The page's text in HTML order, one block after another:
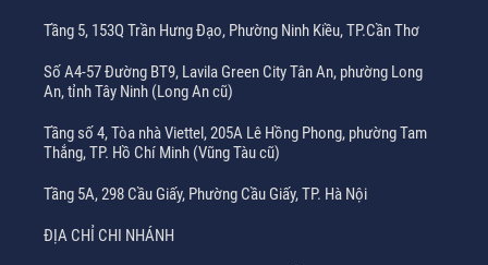
Tầng 5, 153Q Trần Hưng Đạo, Phường Ninh Kiều, TP.Cần Thơ
Số A4-57 Đường BT9, Lavila Green City Tân An, phường Long
An, tỉnh Tây Ninh (Long An cũ)
Tầng số 4, Tòa nhà Viettel, 205A Lê Hồng Phong, phường Tam
Thắng, TP. Hồ Chí Minh (Vũng Tàu cũ)
Tầng 5A, 298 Cầu Giấy, Phường Cầu Giấy, TP. Hà Nội
ĐỊA CHỈ CHI NHÁNH